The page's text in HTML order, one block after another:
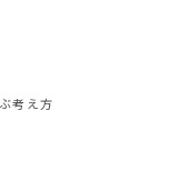
考え方